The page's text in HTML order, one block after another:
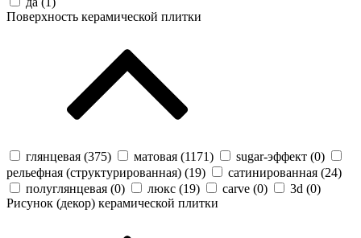
Поверхность керамической плитки
глянцевая (375) матовая (1171) sugar-эффект (0)
рельефная (структурированная) (19) сатинированная (24)
полуглянцевая (0) люкс (19) carve (0) 3d (0)
Рисунок (декор) керамической плитки